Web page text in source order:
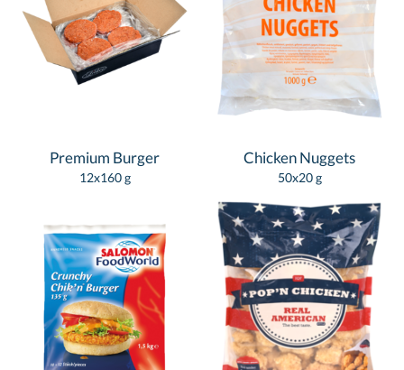
Premium Burger
12x160 g
Chicken Nuggets
50x20 g